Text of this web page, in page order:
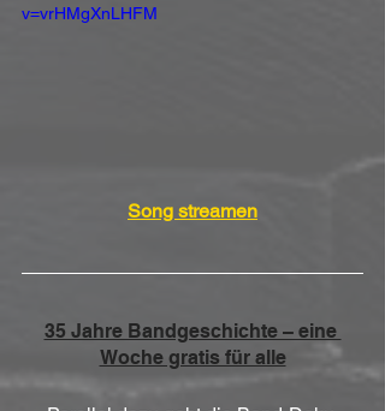
v=vrHMgXnLHFM
Song streamen
35 Jahre Bandgeschichte – eine
Woche gratis für alle